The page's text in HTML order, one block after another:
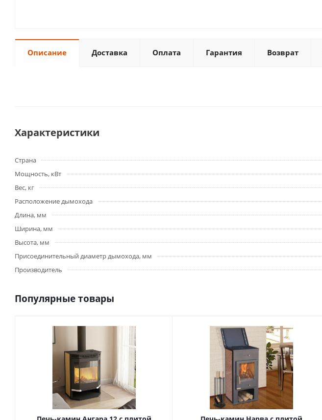
Описание Доставка Оплата Гарантия Возврат
Характеристики
Страна
Мощность, кВт
Вес, кг
Расположение дымохода
Длина, мм
Ширина, мм
Высота, мм
Присоединительный диаметр дымохода, мм
Производитель
Популярные товары